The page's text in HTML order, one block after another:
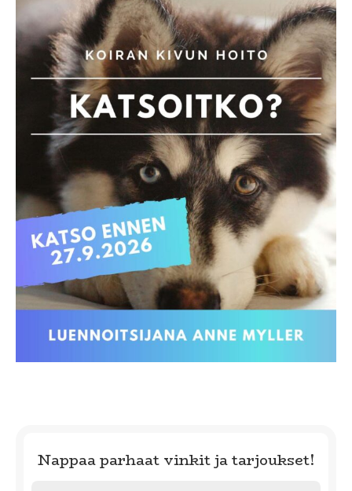
Nappaa parhaat vinkit ja tarjoukset!